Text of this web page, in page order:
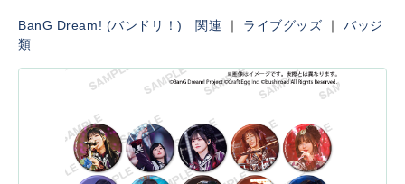
BanG Dream! (バンドリ！) 関連 ｜ ライブグッズ ｜バッジ
類